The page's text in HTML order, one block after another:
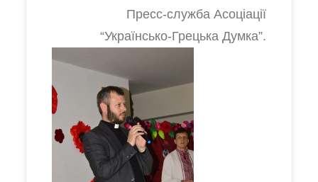
Пресс-служба Асоціації
“Українсько-Грецька Думка”.